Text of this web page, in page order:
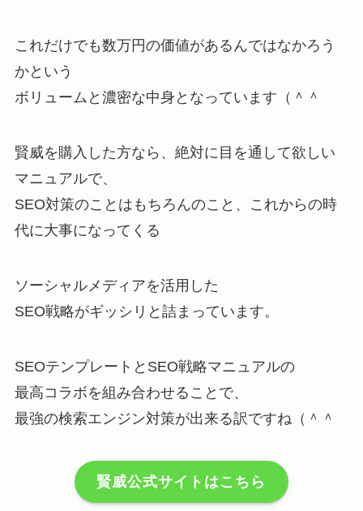
これだけでも数万円の価値があるんではなかろう
かという
ボリュームと濃密な中身となっています（＾＾
賢威を購入した方なら、絶対に目を通して欲しい
マニュアルで、
SEO対策のことはもちろんのこと、これからの時
代に大事になってくる
ソーシャルメディアを活用した
SEO戦略がギッシリと詰まっています。
SEOテンプレートとSEO戦略マニュアルの
最高コラボを組み合わせることで、
最強の検索エンジン対策が出来る訳ですね（＾＾
賢威公式サイトはこちら